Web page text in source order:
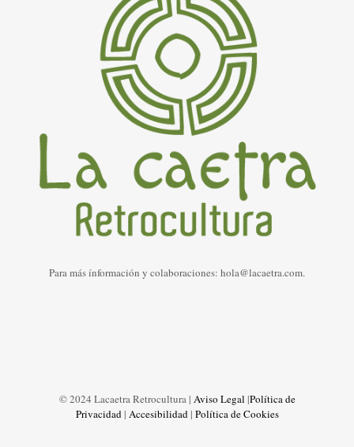
Para más ínformación y colaboraciones: hola@lacaetra.com.
© 2024 Lacaetra Retrocultura | Aviso Legal |Política de
Privacidad | Accesibilidad | Política de Cookies